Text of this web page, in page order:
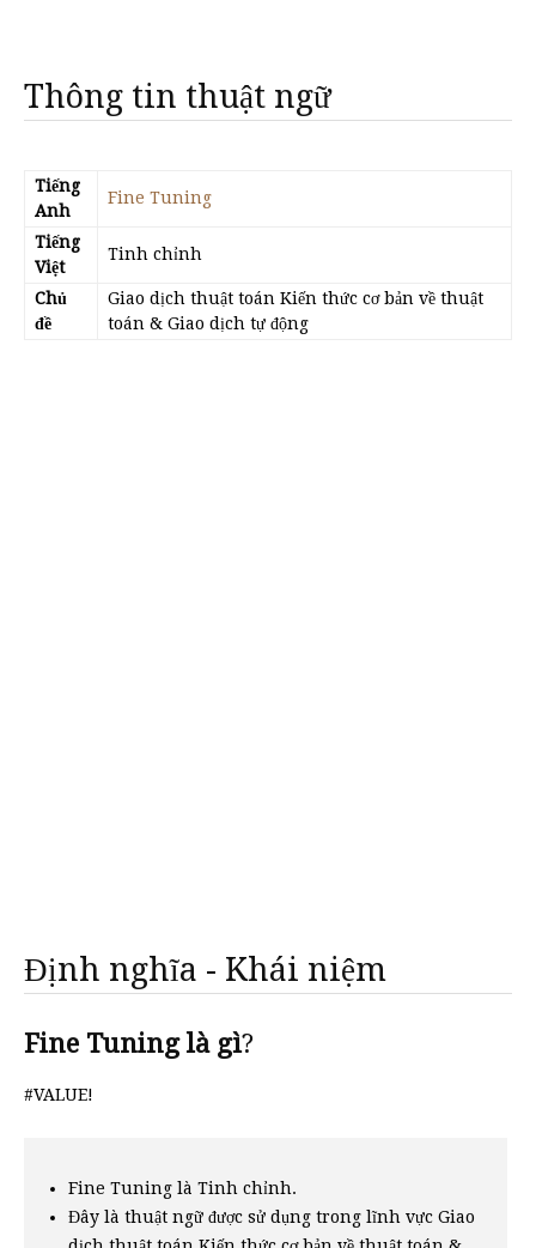
Thông tin thuật ngữ
Tiếng
Anh
Fine Tuning
Tiếng
Việt
Tinh chỉnh
Chủ
đề
Giao dịch thuật toán Kiến thức cơ bản về thuật
toán & Giao dịch tự động
Định nghĩa - Khái niệm
Fine Tuning là gì?
#VALUE!
Fine Tuning là Tinh chỉnh.
Đây là thuật ngữ được sử dụng trong lĩnh vực Giao